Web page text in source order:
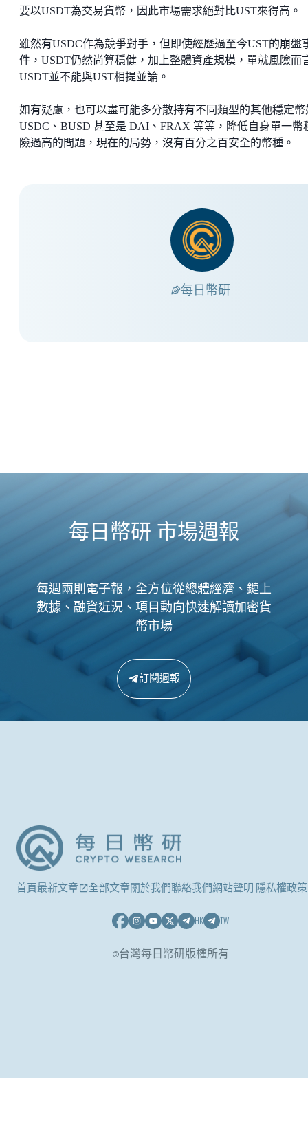
要以USDT為交易貨幣，因此市場需求絕對比UST來得高。
雖然有USDC作為競爭對手，但即使經歷過至今UST的崩盤
件，USDT仍然尚算穩健，加上整體資產規模，單就風險而
USDT並不能與UST相提並論。
如有疑慮，也可以盡可能多分散持有不同類型的其他穩定幣
USDC、BUSD 甚至是 DAI、FRAX 等等，降低自身單一幣
險過高的問題，現在的局勢，沒有百分之百安全的幣種。
每日幣研
每日幣研 市場週報
每週兩則電子報，全方位從總體經濟、鏈上
數據、融資近況、項目動向快速解讀加密貨
幣市場
訂閱週報
首頁最新文章 全部文章關於我們聯絡我們網站聲明 隱私權政策
HK TW
©台灣每日幣研版權所有